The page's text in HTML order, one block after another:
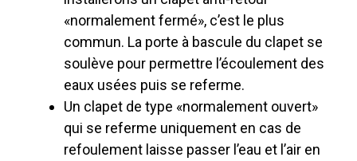
«normalement fermé», c’est le plus
commun. La porte à bascule du clapet se
soulève pour permettre l’écoulement des
eaux usées puis se referme.
Un clapet de type «normalement ouvert»
qui se referme uniquement en cas de
refoulement laisse passer l’eau et l’air en